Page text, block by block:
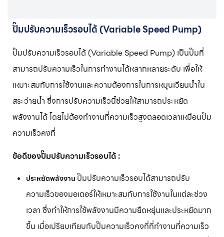
ปั๊มปรับความเร็วรอบได้ (Variable Speed Pump)
ปั๊มปรับความเร็วรอบได้ (Variable Speed Pump) เป็นปั๊มที่
สามารถปรับความเร็วในการทำงานได้หลากหลายระดับ เพื่อให้
เหมาะสมกับการใช้งานและความต้องการในการหมุนเวียนน้ำใน
สระว่ายน้ำ ซึ่งการปรับความเร็วนี้ช่วยให้สามารถประหยัด
พลังงานได้ โดยไม่ต้องทำงานที่ความเร็วสูงตลอดเวลาเหมือนปั๊ม
ความเร็วคงที่
ข้อดีของปั๊มปรับความเร็วรอบได้ :
ประหยัดพลังงานปั๊มปรับความเร็วรอบได้สามารถปรับ
ความเร็วของมอเตอร์ให้เหมาะสมกับการใช้งานในแต่ละช่วง
เวลา ซึ่งทำให้การใช้พลังงานมีความยืดหยุ่นและประหยัดมาก
ขึ้น เมื่อเปรียบเทียบกับปั๊มความเร็วคงที่ที่ทำงานที่ความเร็ว